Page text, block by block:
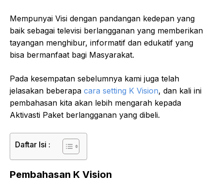
Mempunyai Visi dengan pandangan kedepan yang
baik sebagai televisi berlangganan yang memberikan
tayangan menghibur, informatif dan edukatif yang
bisa bermanfaat bagi Masyarakat.
Pada kesempatan sebelumnya kami juga telah
jelasakan beberapa cara setting K Vision, dan kali ini
pembahasan kita akan lebih mengarah kepada
Aktivasti Paket berlangganan yang dibeli.
Daftar Isi :
Pembahasan K Vision